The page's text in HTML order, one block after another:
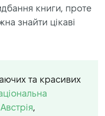
книги, проте
знайти цікаві
та красивих
,